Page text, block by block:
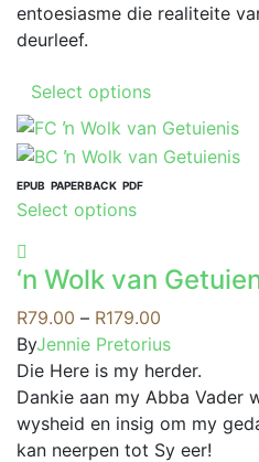
entoesiasme die realiteite
deurleef.
Select options
has
multiple
may
be
on
the
product
page
EPUB PAPERBACK PDF
Select optionsThis
multiple
variants.
The
options
may
be
chosen
‘n Wolk van
R79.00 – R179.00
range:
R79.00
through
R179.00
ByJennie Pretorius
Die Here is my herder.
Dankie aan my Abba Vader
wysheid en insig om my
kan neerpen tot Sy eer!